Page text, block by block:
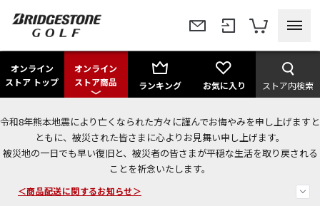
オンライン
ストア トップ
オンライン
ストア商品
ランキング お気に入り ストア内検索
令和8年熊本地震により亡くなられた方々に謹んでお悔やみを申し上げますと
ともに、被災された皆さまに心よりお見舞い申し上げます。
被災地の一日でも早い復旧と、被災者の皆さまが平穏な生活を取り戻される
ことを祈念いたします。
今なら新規会員登録で1,000円OFFクーポンプレゼント！
＜商品配送に関するお知らせ＞